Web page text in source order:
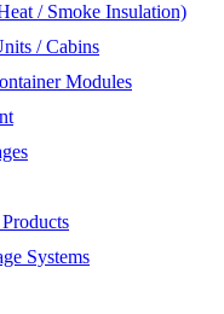
/ Smoke Insulation)
/ Cabins
Modules
Systems